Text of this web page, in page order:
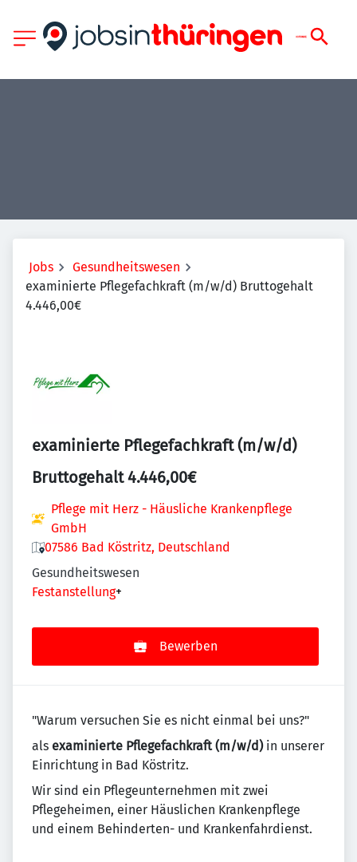
Jobs
Gesundheitswesen
examinierte Pflegefachkraft (m/w/d) Bruttogehalt
4.446,00€
examinierte Pflegefachkraft (m/w/d)
Bruttogehalt 4.446,00€
Pflege mit Herz - Häusliche Krankenpflege
GmbH
07586 Bad Köstritz, Deutschland
Gesundheitswesen
Festanstellung+
Bewerben
"Warum versuchen Sie es nicht einmal bei uns?"
als examinierte Pflegefachkraft (m/w/d)in unserer
Einrichtung in Bad Köstritz.
Wir sind ein Pflegeunternehmen mit zwei
Pflegeheimen, einer Häuslichen Krankenpflege
und einem Behinderten- und Krankenfahrdienst.